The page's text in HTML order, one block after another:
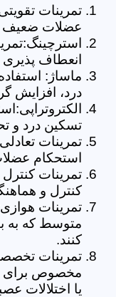
تمرینات
عضلات ضعیف
انعطاف
ماساژ:
درد، افزایش
تسکین درد و
تمرینات
استحکام
تمرینات
کنترل و
تمرینات
متوسط که به
کنند.
تمرینات
مخصوص برای
یا اختلالات